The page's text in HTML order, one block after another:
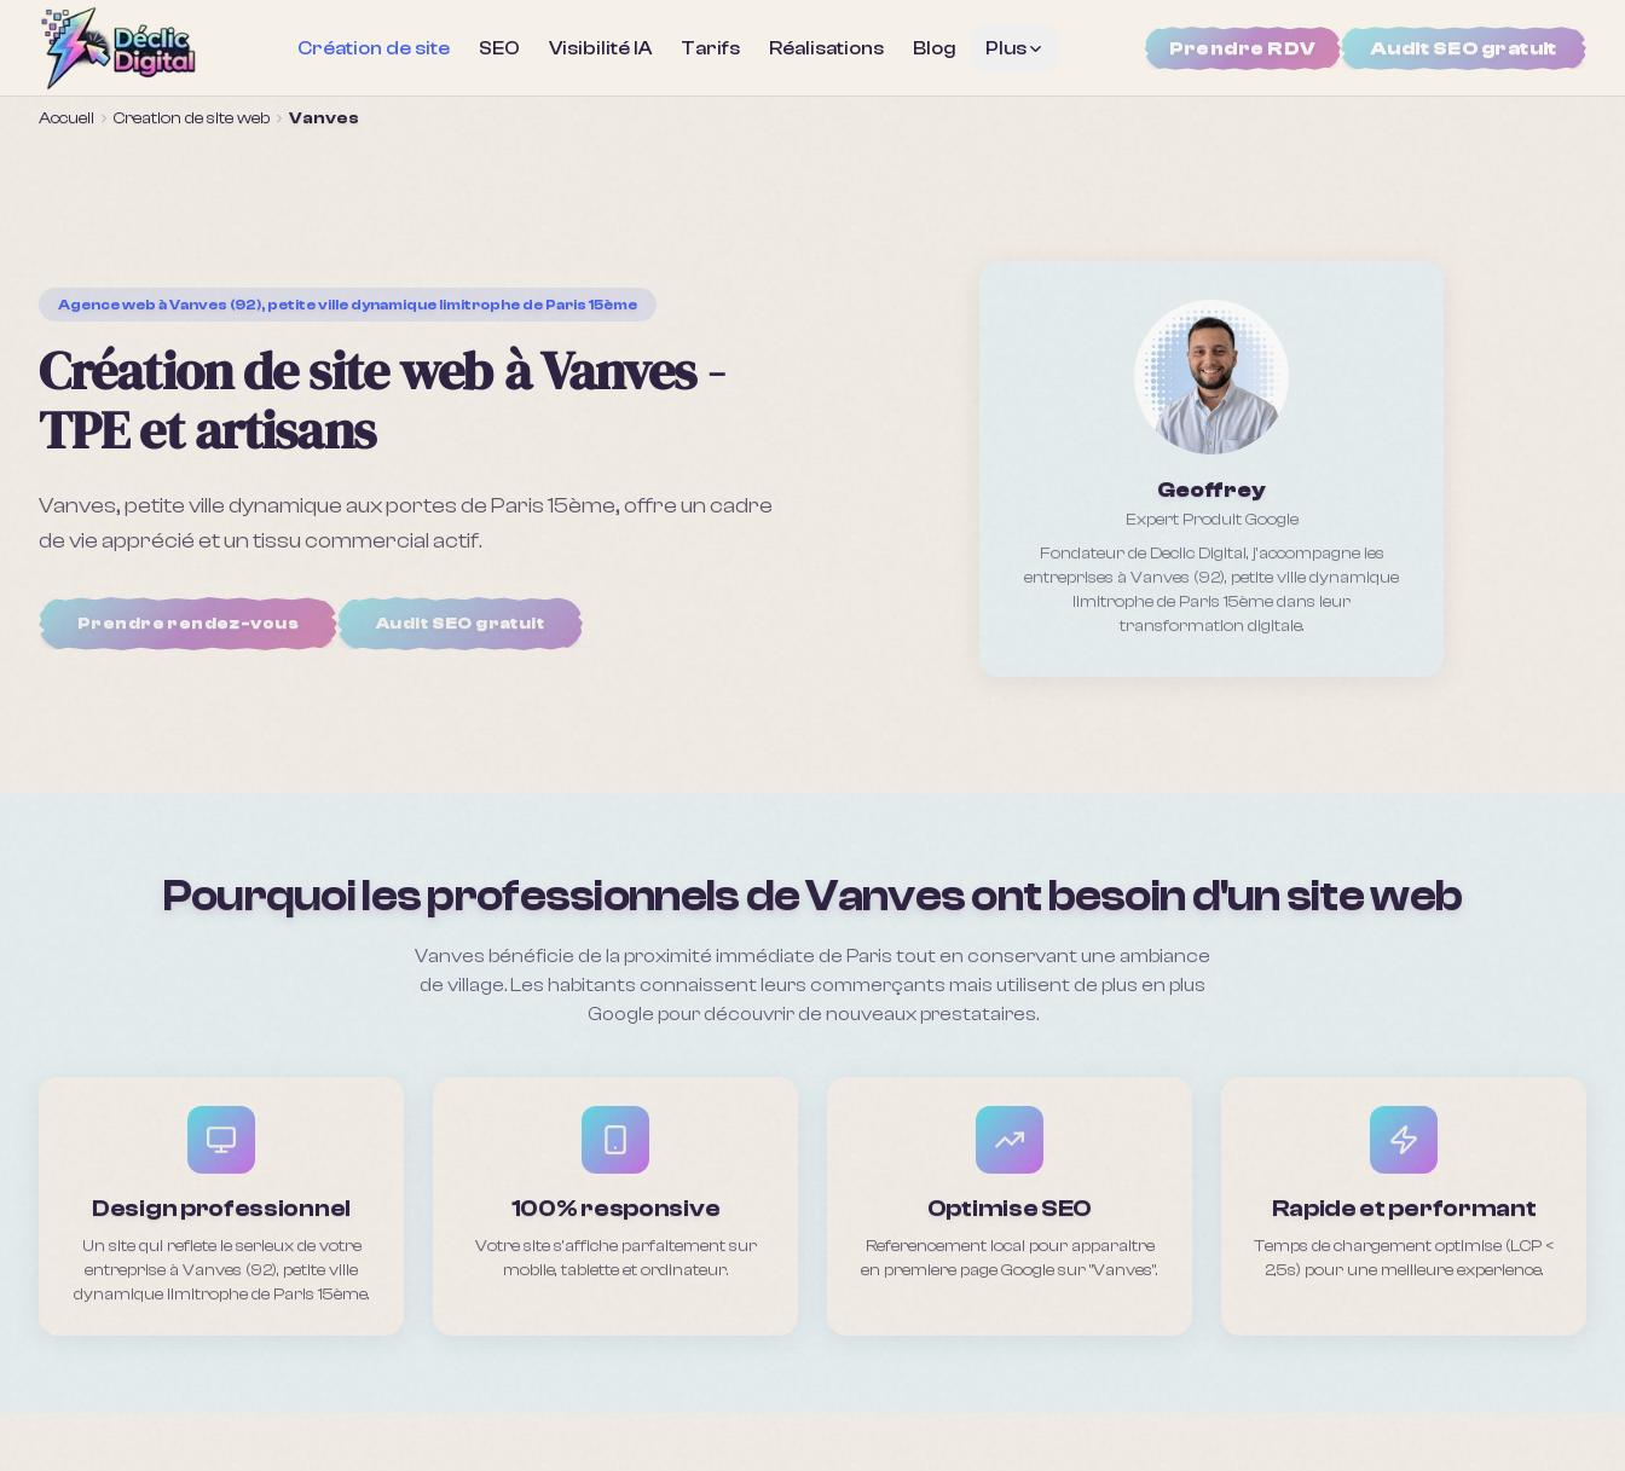
Création de site SEO Visibilité IA Tarifs Réalisations Blog Plus Prendre RDV Audit SEO gratuit
Accueil Creation de site web Vanves
Agence web à Vanves (92), petite ville dynamique limitrophe de Paris 15ème
Création de site web à Vanves -
TPE et artisans
Vanves, petite ville dynamique aux portes de Paris 15ème, offre un cadre
de vie apprécié et un tissu commercial actif.
Prendre rendez-vous Audit SEO gratuit
Geoffrey
Expert Produit Google
Fondateur de Declic Digital, j'accompagne les
entreprises à Vanves (92), petite ville dynamique
limitrophe de Paris 15èmedans leur
transformation digitale.
Pourquoi les professionnels de Vanves ont besoin d'un site web
Vanves bénéficie de la proximité immédiate de Paris tout en conservant une ambiance
de village. Les habitants connaissent leurs commerçants mais utilisent de plus en plus
Google pour découvrir de nouveaux prestataires.
Design professionnel
Un site qui reflete le serieux de votre
entreprise à Vanves (92), petite ville
dynamique limitrophe de Paris 15ème.
100% responsive
Votre site s'affiche parfaitement sur
mobile, tablette et ordinateur.
Optimise SEO
Referencement local pour apparaitre
en premiere page Google sur "Vanves".
Rapide et performant
Temps de chargement optimise (LCP <
2,5s) pour une meilleure experience.